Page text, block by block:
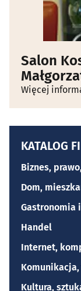
Salon
Więcej
KATALOG
Biznes,
Dom,
Gastronomia
Handel
Internet,
Kultura,